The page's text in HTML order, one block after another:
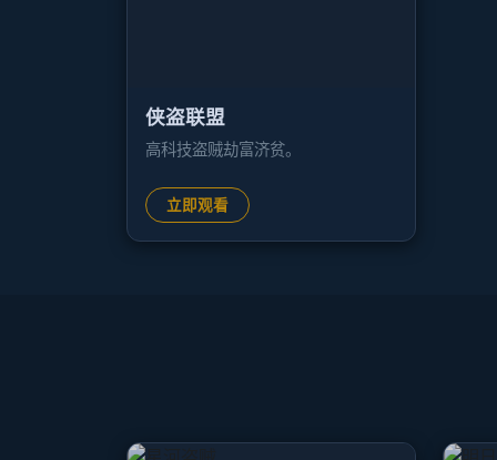
侠盗联盟
高科技盗贼劫富济贫。
立即观看